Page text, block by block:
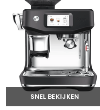
SNEL BEKIJKEN